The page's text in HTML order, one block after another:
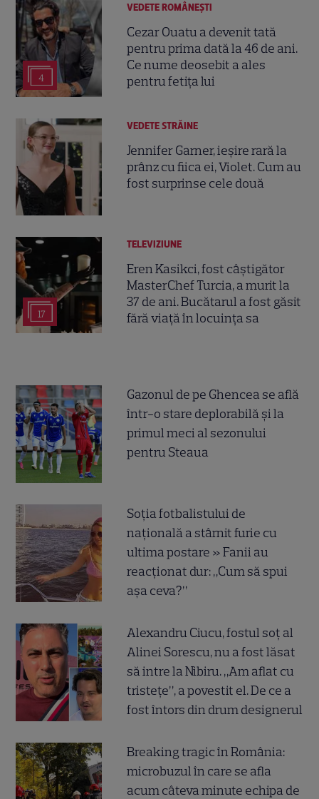
4
VEDETE ROMÂNEŞTI
Cezar Ouatu a devenit tată
pentru prima dată la 46 de ani.
Ce nume deosebit a ales
pentru fetița lui
VEDETE STRĂINE
Jennifer Garner, ieșire rară la
prânz cu fiica ei, Violet. Cum au
fost surprinse cele două
17
TELEVIZIUNE
Eren Kasikci, fost câștigător
MasterChef Turcia, a murit la
37 de ani. Bucătarul a fost găsit
fără viață în locuința sa
Gazonul de pe Ghencea se află
într-o stare deplorabilă și la
primul meci al sezonului
pentru Steaua
Soția fotbalistului de
națională a stârnit furie cu
ultima postare » Fanii au
reacționat dur: „Cum să spui
așa ceva?”
Alexandru Ciucu, fostul soț al
Alinei Sorescu, nu a fost lăsat
să intre la Nibiru. „Am aflat cu
tristețe”, a povestit el. De ce a
fost întors din drum designerul
Breaking tragic în România:
microbuzul în care se afla
acum câteva minute echipa de